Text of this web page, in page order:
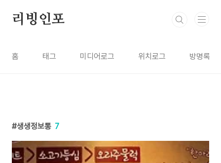
리빙인포
홈 태그 미디어로그 위치로그 방명록
생생정보통 7